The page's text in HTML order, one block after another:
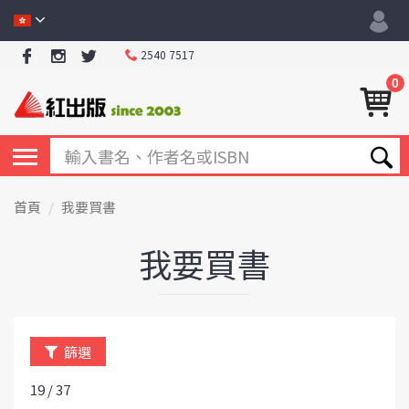
2540 7517
0
首頁 我要買書
我要買書
篩選
19 / 37